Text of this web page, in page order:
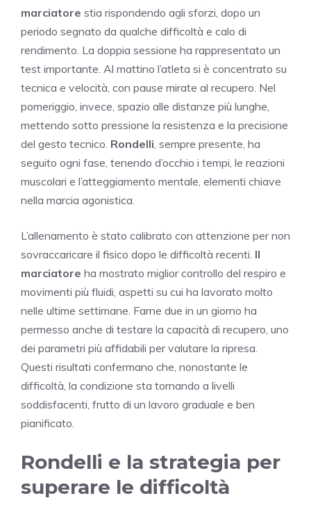
marciatore stia rispondendo agli sforzi, dopo un
periodo segnato da qualche difficoltà e calo di
rendimento. La doppia sessione ha rappresentato un
test importante. Al mattino l’atleta si è concentrato su
tecnica e velocità, con pause mirate al recupero. Nel
pomeriggio, invece, spazio alle distanze più lunghe,
mettendo sotto pressione la resistenza e la precisione
del gesto tecnico. Rondelli, sempre presente, ha
seguito ogni fase, tenendo d’occhio i tempi, le reazioni
muscolari e l’atteggiamento mentale, elementi chiave
nella marcia agonistica.
L’allenamento è stato calibrato con attenzione per non
sovraccaricare il fisico dopo le difficoltà recenti. Il
marciatore ha mostrato miglior controllo del respiro e
movimenti più fluidi, aspetti su cui ha lavorato molto
nelle ultime settimane. Farne due in un giorno ha
permesso anche di testare la capacità di recupero, uno
dei parametri più affidabili per valutare la ripresa.
Questi risultati confermano che, nonostante le
difficoltà, la condizione sta tornando a livelli
soddisfacenti, frutto di un lavoro graduale e ben
pianificato.
Rondelli e la strategia per
superare le difficoltà